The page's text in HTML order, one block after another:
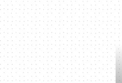
影：
33
號